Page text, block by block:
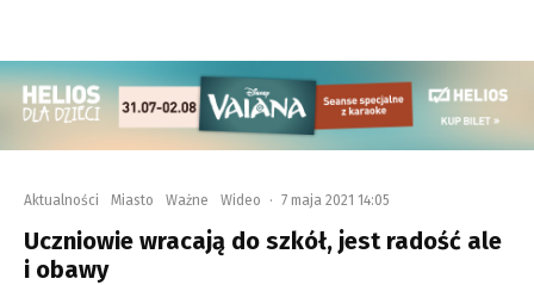
Aktualności Miasto Ważne Wideo · 7 maja 2021 14:05
Uczniowie wracają do szkół, jest radość ale
i obawy